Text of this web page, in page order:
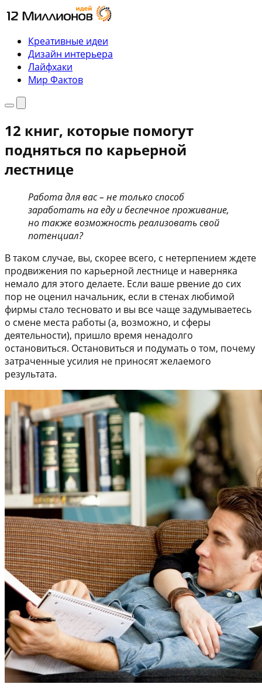
Перейти
к
содержимому
Креативные идеи
Дизайн интерьера
Лайфхаки
Мир Фактов
МенюПоиск
12 книг, которые помогут
подняться по карьерной
лестнице
Работа для вас – не только способ
заработать на еду и беспечное проживание,
но также возможность реализовать свой
потенциал?
В таком случае, вы, скорее всего, с нетерпением ждете
продвижения по карьерной лестнице и наверняка
немало для этого делаете. Если ваше рвение до сих
пор не оценил начальник, если в стенах любимой
фирмы стало тесновато и вы все чаще задумываетесь
о смене места работы (а, возможно, и сферы
деятельности), пришло время ненадолго
остановиться. Остановиться и подумать о том, почему
затраченные усилия не приносят желаемого
результата.